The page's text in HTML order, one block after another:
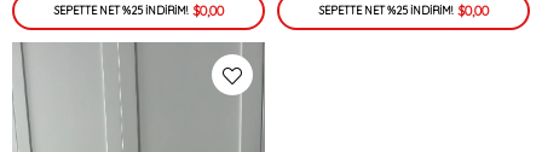
SEPETTE NET %25 İNDİRİM! $0,00 SEPETTE NET %25 İNDİRİM! $0,00